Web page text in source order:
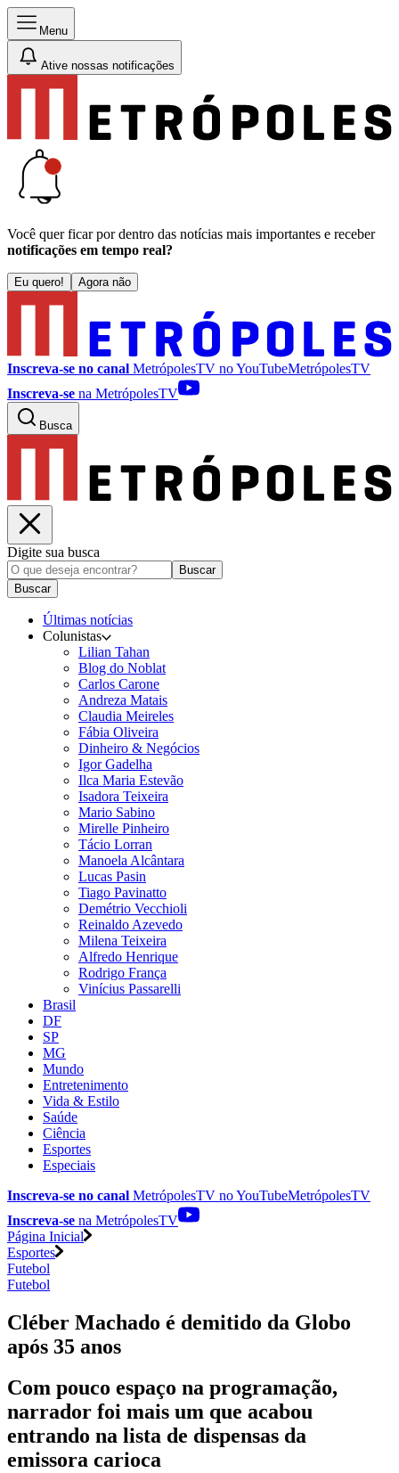
Menu
Ative nossas notificações
Você quer ficar por dentro das notícias mais importantes e receber
notificações em tempo real?
Eu quero! Agora não
Inscreva-se no canal MetrópolesTV noYouTubeMetrópolesTV
Inscreva-se na MetrópolesTV
Busca
Digite sua busca
Buscar
Buscar
Últimas notícias
Colunistas
Lilian Tahan
Blog do Noblat
Carlos Carone
Andreza Matais
Claudia Meireles
Fábia Oliveira
Dinheiro & Negócios
Igor Gadelha
Ilca Maria Estevão
Isadora Teixeira
Mario Sabino
Mirelle Pinheiro
Tácio Lorran
Manoela Alcântara
Lucas Pasin
Tiago Pavinatto
Demétrio Vecchioli
Reinaldo Azevedo
Milena Teixeira
Alfredo Henrique
Rodrigo França
Vinícius Passarelli
Brasil
DF
SP
MG
Mundo
Entretenimento
Vida & Estilo
Saúde
Ciência
Esportes
Especiais
Inscreva-se no canal MetrópolesTV noYouTubeMetrópolesTV
Inscreva-se na MetrópolesTV
Página Inicial
Esportes
Futebol
Futebol
Cléber Machado é demitido da Globo
após 35 anos
Com pouco espaço na programação,
narrador foi mais um que acabou
entrando na lista de dispensas da
emissora carioca